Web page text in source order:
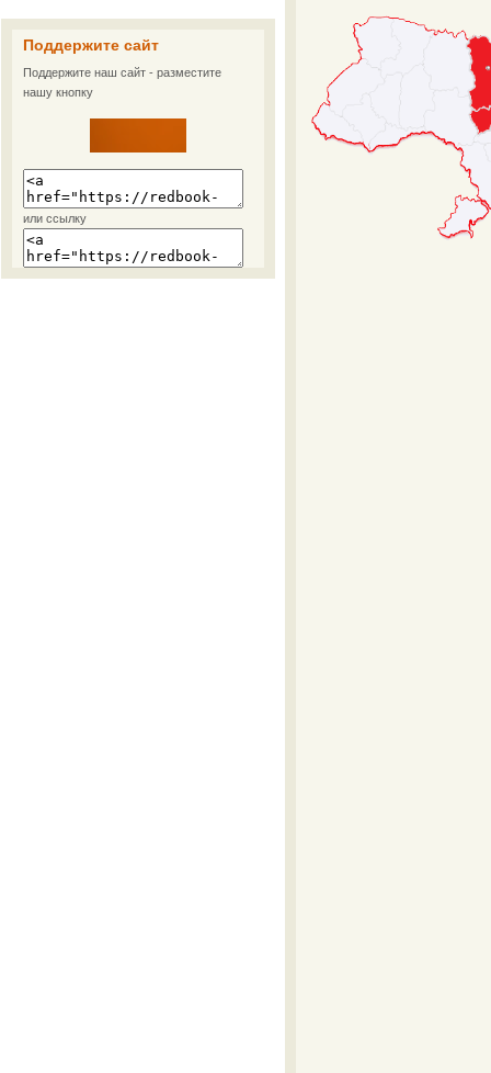
Поддержите сайт
Поддержите наш сайт - разместите
нашу кнопку
или ссылку